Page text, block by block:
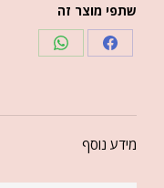
שתפי מוצר זה
מידע נוסף